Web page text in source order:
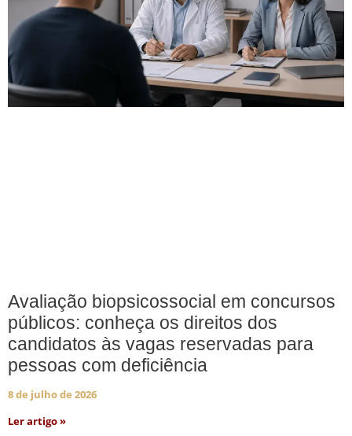
Avaliação biopsicossocial em concursos
públicos: conheça os direitos dos
candidatos às vagas reservadas para
pessoas com deficiência
8 de julho de 2026
Ler artigo »